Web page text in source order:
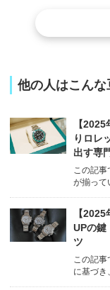
他の人はこん
【
りロレ
出す専
この記事
が揃って
トを徹
うに「
【
UPの鍵
ツ
この記事
に基づき